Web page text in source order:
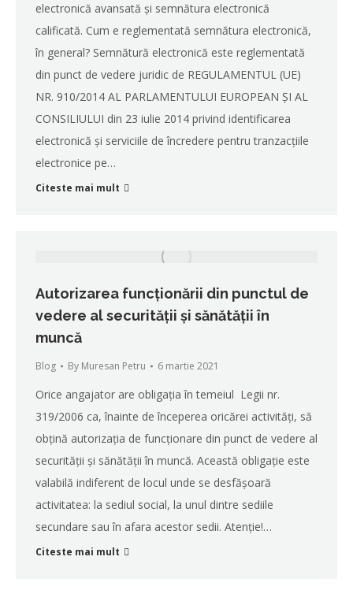
electronică avansată și semnătura electronică
calificată. Cum e reglementată semnătura electronică,
în general? Semnătură electronică este reglementată
din punct de vedere juridic de REGULAMENTUL (UE)
NR. 910/2014 AL PARLAMENTULUI EUROPEAN ȘI AL
CONSILIULUI din 23 iulie 2014 privind identificarea
electronică și serviciile de încredere pentru tranzacțiile
electronice pe…
Citeste mai mult
Autorizarea funcţionării din punctul de
vedere al securităţii şi sănătăţii în
muncă
Blog By Muresan Petru 6 martie 2021
Orice angajator are obligaţia în temeiul Legii nr.
319/2006 ca, înainte de începerea oricărei activităţi, să
obţină autorizaţia de funcţionare din punct de vedere al
securităţii şi sănătăţii în muncă. Această obligaţie este
valabilă indiferent de locul unde se desfăşoară
activitatea: la sediul social, la unul dintre sediile
secundare sau în afara acestor sedii. Atenție!…
Citeste mai mult